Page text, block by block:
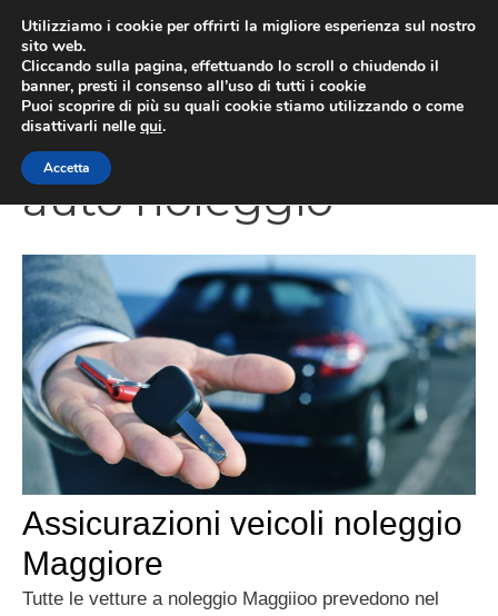
contenuto
auto noleggio
Assicurazioni veicoli noleggio
Maggiore
Tutte le vetture a noleggio Maggiioo prevedono nel
Utilizziamo i cookie per offrirti la migliore esperienza sul nostro
sito web.
Cliccando sulla pagina, effettuando lo scroll o chiudendo il
banner, presti il consenso all’uso di tutti i cookie
Puoi scoprire di più su quali cookie stiamo utilizzando o come
disattivarli nelle qui.
Accetta